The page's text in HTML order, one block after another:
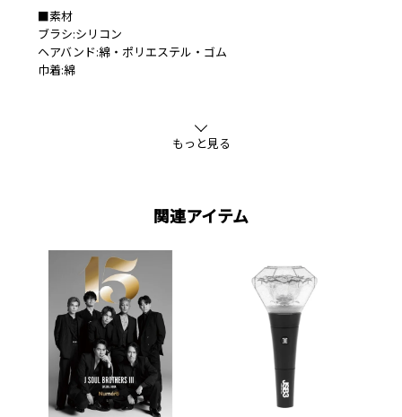
■素材
ブラシ:シリコン
ヘアバンド:綿・ポリエステル・ゴム
巾着:綿
もっと見る
関連アイテム